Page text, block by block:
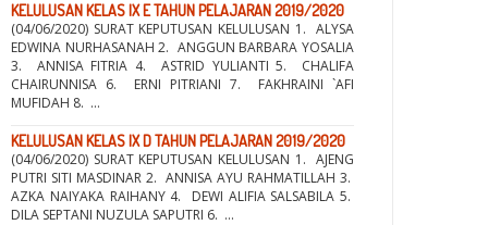
KELULUSAN KELAS IX E TAHUN PELAJARAN 2019/2020
(04/06/2020) SURAT KEPUTUSAN KELULUSAN 1. ALYSA
EDWINA NURHASANAH 2. ANGGUN BARBARA YOSALIA
3. ANNISA FITRIA 4. ASTRID YULIANTI 5. CHALIFA
CHAIRUNNISA 6. ERNI PITRIANI 7. FAKHRAINI `AFI
MUFIDAH 8. ...
KELULUSAN KELAS IX D TAHUN PELAJARAN 2019/2020
(04/06/2020) SURAT KEPUTUSAN KELULUSAN 1. AJENG
PUTRI SITI MASDINAR 2. ANNISA AYU RAHMATILLAH 3.
AZKA NAIYAKA RAIHANY 4. DEWI ALIFIA SALSABILA 5.
DILA SEPTANI NUZULA SAPUTRI 6. ...